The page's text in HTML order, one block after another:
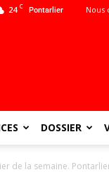
24 C Pontarlier Nous
DOSSIER
de la semaine.